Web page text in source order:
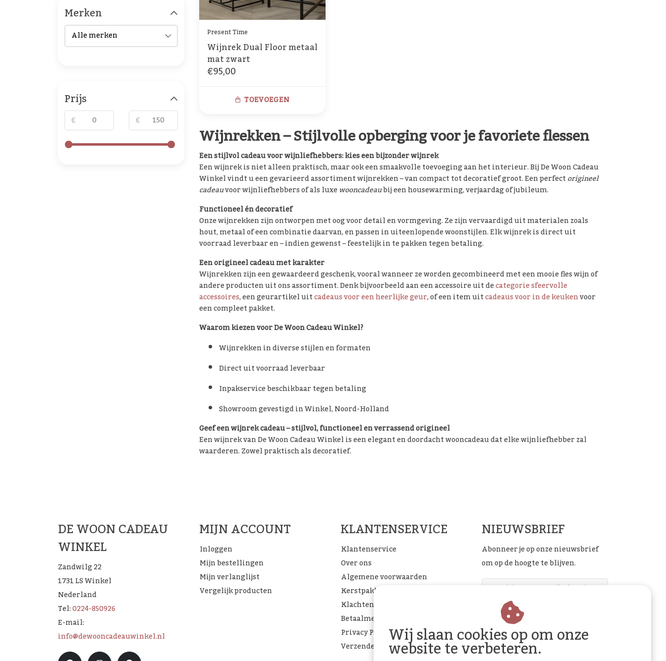
Present Time
Wijnrek Dual Floor metaal
mat zwart
€95,00
TOEVOEGEN
Wijnrekken – Stijlvolle opberging voor je favoriete flessen
Een stijlvol cadeau voor wijnliefhebbers: kies een bijzonder wijnrek
Een wijnrek is niet alleen praktisch, maar ook een smaakvolle toevoeging aan het interieur. Bij De Woon Cadeau
Winkel vindt u een gevarieerd assortiment wijnrekken – van compact tot decoratief groot. Een perfectorigineel
cadeauvoor wijnliefhebbers of als luxe wooncadeaubij een housewarming, verjaardag of jubileum.
Functioneel én decoratief
Onze wijnrekken zijn ontworpen met oog voor detail en vormgeving. Ze zijn vervaardigd uit materialen zoals
hout, metaal of een combinatie daarvan, en passen in uiteenlopende woonstijlen. Elk wijnrek is direct uit
voorraad leverbaar en – indien gewenst – feestelijk in te pakken tegen betaling.
Een origineel cadeau met karakter
Wijnrekken zijn een gewaardeerd geschenk, vooral wanneer ze worden gecombineerd met een mooie fles wijn of
andere producten uit ons assortiment. Denk bijvoorbeeld aan een accessoire uit decategorie sfeervolle
accessoires, een geurartikel uitcadeaus voor een heerlijke geur, of een item uitcadeaus voor in de keukenvoor
een compleet pakket.
Waarom kiezen voor De Woon Cadeau Winkel?
Wijnrekken in diverse stijlen en formaten
Direct uit voorraad leverbaar
Inpakservice beschikbaar tegen betaling
Showroom gevestigd in Winkel, Noord-Holland
Geef een wijnrek cadeau – stijlvol, functioneel en verrassend origineel
Een wijnrek van De Woon Cadeau Winkel is een elegant en doordacht wooncadeau dat elke wijnliefhebber zal
waarderen. Zowel praktisch als decoratief.
Merken
Prijs
€ €
DE WOON CADEAU
WINKEL
Zandwilg 22
1731 LS Winkel
Nederland
Tel:0224-850926
E-mail:
info@dewooncadeauwinkel.nl
MIJN ACCOUNT
Inloggen
Mijn bestellingen
Mijn verlanglijst
Vergelijk producten
KLANTENSERVICE
Klantenservice
Over ons
Algemene voorwaarden
Kerstpakketten
Klachtenpagina
Betaalmethoden
Privacy Policy
Verzenden & retourneren
NIEUWSBRIEF
Abonneer je op onze nieuwsbrief
om op de hoogte te blijven.
ABONNEER
Wij slaan cookies op om onze
website te verbeteren.